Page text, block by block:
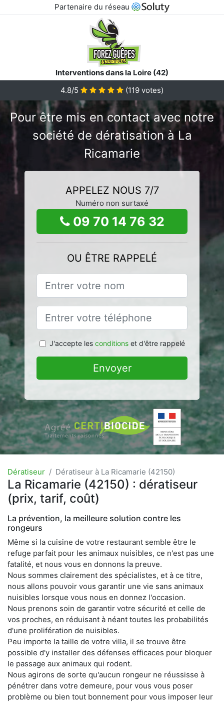
Partenaire du réseau
Interventions dans la Loire (42)
4.8/5
(119 votes)
Pour être mis en contact avec notre
société de dératisation à La
Ricamarie
APPELEZ NOUS 7/7
Numéro non surtaxé
09 70 14 76 32
OU ÊTRE RAPPELÉ
J'accepte les conditionset d'être rappelé
Envoyer
Dératiseur Dératiseur à La Ricamarie (42150)
La Ricamarie (42150) : dératiseur
(prix, tarif, coût)
La prévention, la meilleure solution contre les
rongeurs
Même si la cuisine de votre restaurant semble être le
refuge parfait pour les animaux nuisibles, ce n'est pas une
fatalité, et nous vous en donnons la preuve.
Nous sommes clairement des spécialistes, et à ce titre,
nous allons pouvoir vous garantir une vie sans animaux
nuisibles lorsque vous nous en donnez l'occasion.
Nous prenons soin de garantir votre sécurité et celle de
vos proches, en réduisant à néant toutes les probabilités
d'une prolifération de nuisibles.
Peu importe la taille de votre villa, il se trouve être
possible d'y installer des défenses efficaces pour bloquer
le passage aux animaux qui rodent.
Nous agirons de sorte qu'aucun rongeur ne réussisse à
pénétrer dans votre demeure, pour vous vous poser
problème ou bien tout bonnement pour vous imposer leur